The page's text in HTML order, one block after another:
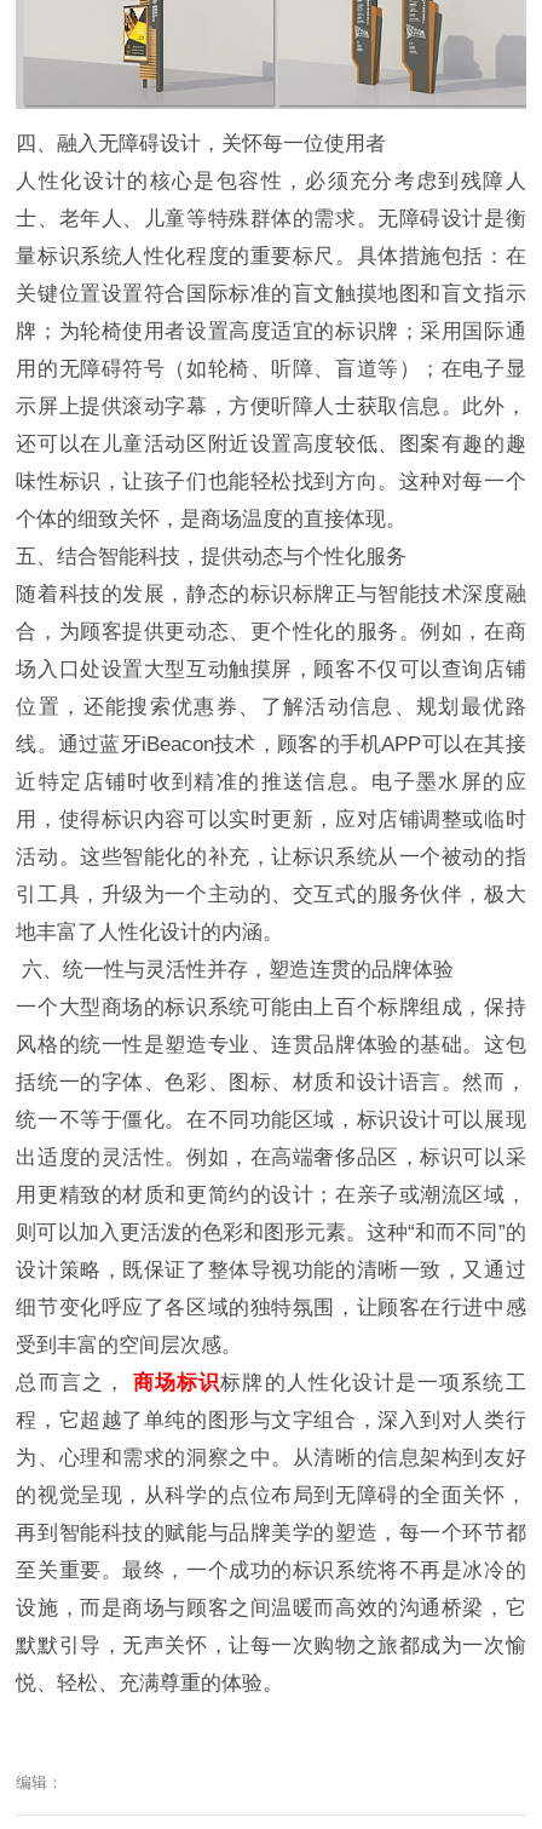
四、融入无障碍设计，关怀每一位使用者
人性化设计的核心是包容性，必须充分考虑到残障人
士、老年人、儿童等特殊群体的需求。无障碍设计是衡
量标识系统人性化程度的重要标尺。具体措施包括：在
关键位置设置符合国际标准的盲文触摸地图和盲文指示
牌；为轮椅使用者设置高度适宜的标识牌；采用国际通
用的无障碍符号（如轮椅、听障、盲道等）；在电子显
示屏上提供滚动字幕，方便听障人士获取信息。此外，
还可以在儿童活动区附近设置高度较低、图案有趣的趣
味性标识，让孩子们也能轻松找到方向。这种对每一个
个体的细致关怀，是商场温度的直接体现。
五、结合智能科技，提供动态与个性化服务
随着科技的发展，静态的标识标牌正与智能技术深度融
合，为顾客提供更动态、更个性化的服务。例如，在商
场入口处设置大型互动触摸屏，顾客不仅可以查询店铺
位置，还能搜索优惠券、了解活动信息、规划最优路
线。通过蓝牙iBeacon技术，顾客的手机APP可以在其接
近特定店铺时收到精准的推送信息。电子墨水屏的应
用，使得标识内容可以实时更新，应对店铺调整或临时
活动。这些智能化的补充，让标识系统从一个被动的指
引工具，升级为一个主动的、交互式的服务伙伴，极大
地丰富了人性化设计的内涵。
六、统一性与灵活性并存，塑造连贯的品牌体验
一个大型商场的标识系统可能由上百个标牌组成，保持
风格的统一性是塑造专业、连贯品牌体验的基础。这包
括统一的字体、色彩、图标、材质和设计语言。然而，
统一不等于僵化。在不同功能区域，标识设计可以展现
出适度的灵活性。例如，在高端奢侈品区，标识可以采
用更精致的材质和更简约的设计；在亲子或潮流区域，
则可以加入更活泼的色彩和图形元素。这种“和而不同”的
设计策略，既保证了整体导视功能的清晰一致，又通过
细节变化呼应了各区域的独特氛围，让顾客在行进中感
受到丰富的空间层次感。
总而言之， 商场标识标牌的人性化设计是一项系统工
程，它超越了单纯的图形与文字组合，深入到对人类行
为、心理和需求的洞察之中。从清晰的信息架构到友好
的视觉呈现，从科学的点位布局到无障碍的全面关怀，
再到智能科技的赋能与品牌美学的塑造，每一个环节都
至关重要。最终，一个成功的标识系统将不再是冰冷的
设施，而是商场与顾客之间温暖而高效的沟通桥梁，它
默默引导，无声关怀，让每一次购物之旅都成为一次愉
悦、轻松、充满尊重的体验。
编辑：